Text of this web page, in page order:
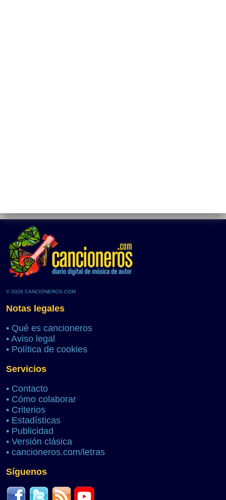
© 2026 CANCIONEROS.COM
Notas legales
• Qué es cancioneros
• Aviso legal
• Política de cookies
Servicios
• Contacto
• Cómo colaborar
• Criterios
• Estadísticas
• Publicidad
• Versión clásica
• cancioneros.com/letras
Síguenos